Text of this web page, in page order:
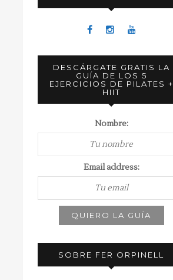
DESCÁRGATE GRATIS LA
GUÍA DE LOS 5
EJERCICIOS DE PILATES +
HIIT
Nombre:
Email address:
SOBRE FER ORPINELL